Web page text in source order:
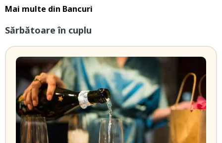
Mai multe din Bancuri
Sărbătoare în cuplu